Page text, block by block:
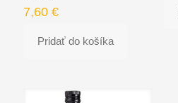
7,60 €
Pridať do košíka